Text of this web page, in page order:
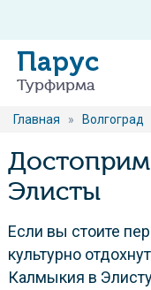
Парус
Турфирма
Главная » Волгоград
Элисты
Если вы стоите
культурно
Калмыкия в